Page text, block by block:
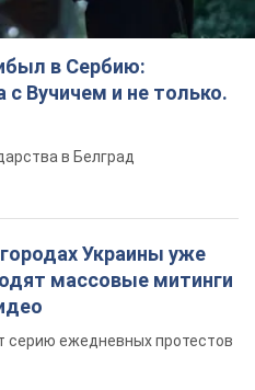
в Сербию:
с Вучичем и не только.
в Белград
Украины уже
массовые митинги
серию ежедневных протестов